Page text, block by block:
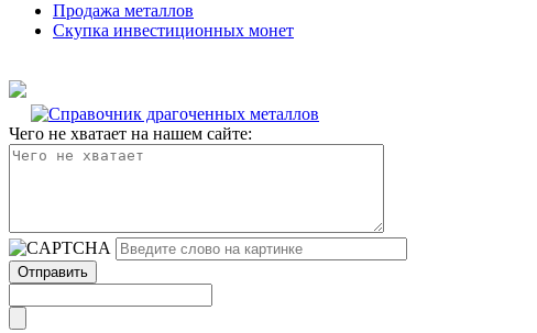
Продажа металлов
Скупка инвестиционных монет
Чего не хватает на нашем сайте: